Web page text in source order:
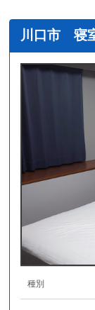
川口市 寝
種別